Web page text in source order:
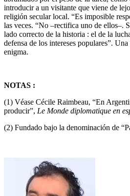
introducir a un visitante que viene de
religión secular local. “Es imposible
las veces. “No –rectifica uno de ellos–.
lado correcto de la historia : el de la
defensa de los intereses populares”.
enigma.
NOTAS :
(1) Véase Cécile Raimbeau, “En
producir”, Le Monde diplomatique en
(2) Fundado bajo la denominación de